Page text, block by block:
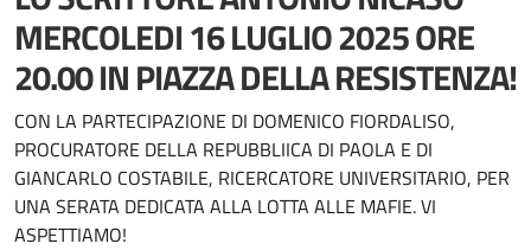
MERCOLEDI 16 LUGLIO 2025 ORE
20.00 IN PIAZZA DELLA RESISTENZA!
Dettagli della notizia
CON LA PARTECIPAZIONE DI DOMENICO FIORDALISO,
PROCURATORE DELLA REPUBBLIICA DI PAOLA E DI
GIANCARLO COSTABILE, RICERCATORE UNIVERSITARIO, PER
UNA SERATA DEDICATA ALLA LOTTA ALLE MAFIE. VI
ASPETTIAMO!